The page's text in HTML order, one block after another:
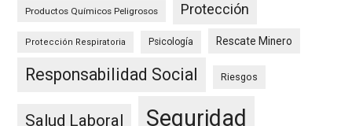
Productos Químicos Peligrosos Protección
Protección Respiratoria Psicología Rescate Minero
Responsabilidad Social Riesgos
Salud Laboral
Seguridad